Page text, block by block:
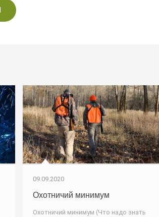
09.09.2020
Охотничий минимум
Охотничий минимум (Что надо знать